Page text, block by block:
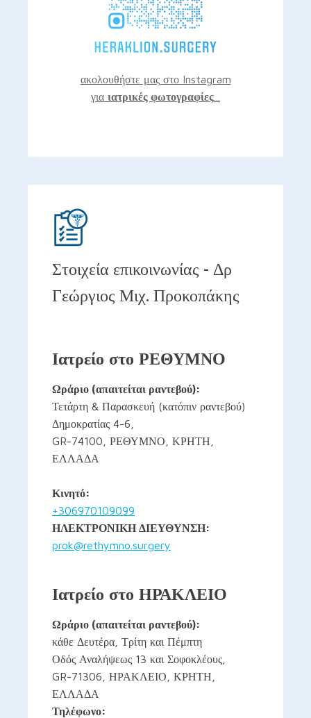
ακολουθήστε μας στο Instagram
για ιατρικές φωτογραφίες
Στοιχεία επικοινωνίας - Δρ
Γεώργιος Μιχ. Προκοπάκης
Ιατρείο στο ΡΕΘΥΜΝΟ
Ωράριο (απαιτείται ραντεβού):
Τετάρτη & Παρασκευή (κατόπιν ραντεβού)
Δημοκρατίας 4-6,
GR-74100, ΡΕΘΥΜΝΟ, ΚΡΗΤΗ,
ΕΛΛΑΔΑ
Κινητό:
+306970109099
ΗΛΕΚΤΡΟΝΙΚΗ ΔΙΕΥΘΥΝΣΗ:
prok@rethymno.surgery
Ιατρείο στο ΗΡΑΚΛΕΙΟ
Ωράριο (απαιτείται ραντεβού):
κάθε Δευτέρα, Τρίτη και Πέμπτη
Οδός Αναλήψεως 13 και Σοφοκλέους,
GR-71306, ΗΡΑΚΛΕΙΟ, ΚΡΗΤΗ,
ΕΛΛΑΔΑ
Τηλέφωνο: